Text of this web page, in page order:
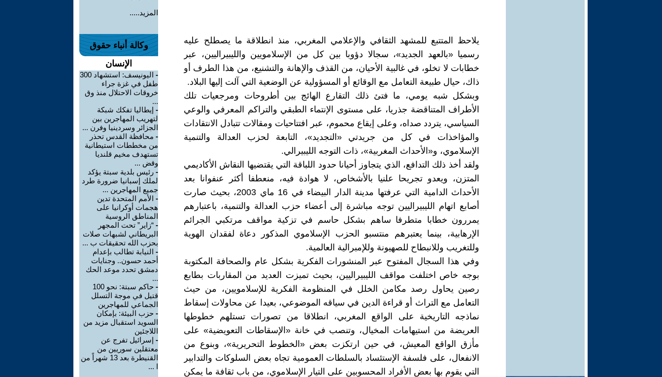
يلاحظ المتتبع للمشهد الثقافي والإعلامي المغربي، منذ انطلاقة ما يصطلح عليه
رسميا «بالعهد الجديد»، سجالا دؤوبا بين كل من الإسلامويين والليبيراليين، عبر
خطابات لا تخلو، في غالبية الأحيان، من القذف والإهانة والتشنيع، من هذا الطرف أو
ذاك، حيال طبيعة التعامل مع الوقائع أو المسؤولية عن الوضعية التي آلت إليها البلاد.
وبشكل شبه يومي، ما فتئ ذلك التقارع الهائج بين أطروحات ومرجعيات تلك
الأطراف المتناقضة جذريا، على مستوى الإنتماء الطبقي والتراكم المعرفي والوعي
السياسي، يتردد صداه، وعلى إيقاع محموم، عبر افتتاحيات ومقالات تتبادل الانتقادات
والمؤاخذات في كل من جريدتي «التجديد»، التابعة لحزب العدالة والتنمية
الإسلاموي، و«الأحداث المغربية»، ذات التوجه الليبيرالي.
ولقد أخذ ذلك التدافع، الذي يتجاوز أحيانا حدود اللباقة التي يقتضيها النقاش الأكاديمي
المتزن، ويعدو تجريحا علنيا بالأشخاص، لا هوادة فيه، منعطفا أكثر عنفوانا بعد
الأحداث الدامية التي عرفتها مدينة الدار البيضاء في 16 ماي 2003، بحيث صارت
أصابع اتهام الليبيراليين توجه مباشرة إلى أعضاء حزب العدالة والتنمية، باعتبارهم
يمررون خطابا متطرفا ساهم بشكل حاسم في تزكية مواقف مرتكبي الجرائم
الإرهابية، بينما يعتبرهم منتسبو الحزب الإسلاموي المذكور دعاة لفقدان الهوية
وللتغريب وللانبطاح للصهيونة وللإمبرالية العالمية.
وفي هذا السجال المفتوح عبر المنشورات الفكرية بشكل عام والصحافة المكتوبة
بوجه خاص اختلفت مواقف الليبيراليين، بحيث تميزت العديد من المقاربات بطابع
رصين يحاول رصد مكامن الخلل في المنظومة الفكرية للإسلامويين، من حيث
التعامل مع التراث أو قراءة الدين في سياقه الموضوعي، بعيدا عن محاولات إسقاط
نماذجه التاريخية على الواقع المغربي، انطلاقا من تصورات تستلهم خطوطها
العريضة من استيهامات المخيال، وتنصب في خانة «الإسقاطات التعويضية» على
مأزق الواقع المعيش، في حين ارتكزت بعض «الخطوط التحريرية»، وبنوع من
الانفعال، على فلسفة الإستئساد بالسلطات العمومية تجاه بعض السلوكات والتدابير
التي يقوم بها بعض الأفراد المحسوبين على التيار الإسلاموي، من باب ثقافة ما يمكن
المزيد.....
وكالة أنباء حقوق
الإنسان
-
اليونيسف: استشهاد 300
طفل في غزة جراء
خروقات الاحتلال منذ وق
...
- إيطاليا تفكك شبكة
لتهريب المهاجرين بين
الجزائر وسردينيا وفرن ...
- محافظة القدس تحذر
من مخططات استيطانية
تستهدف مخيم قلنديا
وقض ...
- رئيس بلدية سبتة يؤكد
لملك إسبانيا ضرورة طرد
جميع المهاجرين ...
- الأمم المتحدة تدين
هجمات أوكرانيا على
المناطق الروسية
- “زاير” تحت المجهر
البريطاني لشبهات صلات
بحزب الله تحقيقات ب ...
- النيابة تطالب بإعدام
أحمد حسون.. وجنايات
دمشق تحدد موعد الحك
...
-
حاكم سبتة: نحو 100
قتيل في موجة التسلل
الجماعي للمهاجرين
- حزب البيئة: بإمكان
السويد استقبال مزيد من
اللاجئين
- إسرائيل تفرج عن
معتقلين سوريين من
القنيطرة بعد 13 شهراً من
ا ...